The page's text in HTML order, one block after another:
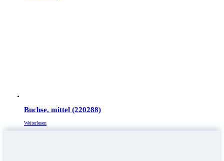
Buchse, mittel (220288)
Weiterlesen